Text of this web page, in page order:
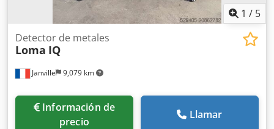
1 / 5
Janville 9,079 km
Detector de metales
Loma IQ
Información de
precio
Llamar